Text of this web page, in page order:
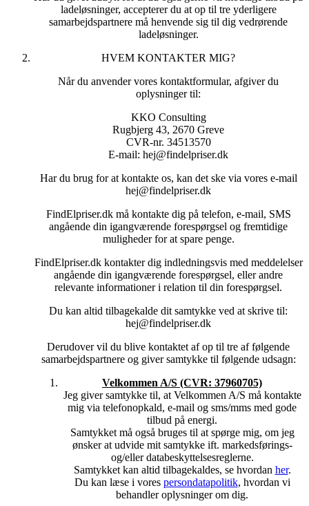
Herudover anvender vi ikke dine oplysninger, medmindre vi
aftaler andet.
personoplysninger at kunne fremsende relevante informationer
samarbejdspartnere dermed kan tilbyde dig et så konkret tilbud
som muligt på din forespørgsel omkring levering af energi og
Hvis du også har afgivet personoplysninger til andre formål,
oplyser vi dig særskilt om vores behandling til sådanne formål.
§ 10, stk. 1.
Grundlaget for vores behandling af dine personoplysninger er
(interesseafvejningsreglen). Vores legitime interesse i at
behandle dine oplysninger er, at vi kan følge op på din
anmodning om at blive kontaktet og efterfølgende kontakte
Vi har også en legitim interesse i at videregive dine
personoplysninger til vores samarbejdspartnere efter dit ønske
4. DELING AF DINE PERSONOPLYSNINGER MED
Vi videregiver dine personoplysninger til de udvalgte
samarbejdspartnere i forbindelse med din forespørgsel på
energi og opladning. Du vil højest blive kontakte af tre af
vores samarbejdspartnere.
Samarbejdsparterne kan også dele informationer med
FindElpriser.dk om status på evt. aktiviteter og kundeforhold.
Vi overlader desuden dine personoplysninger til
databehandlere når dette er en forudsætning for at opfylde
formålet.
Vores databehandlere behandler alene dine personoplysninger
til vores formål og på vores instruks. Vi forsøger at begrænse
videregivelsen af data i personhenførbar form og dermed
ladeløsninger, accepterer du at op til tre yderligere
samarbejdspartnere må henvende sig til dig vedrørende
ladeløsninger.
HVEM KONTAKTER MIG?
Når du anvender vores kontaktformular, afgiver du
oplysninger til:
KKO Consulting
Rugbjerg 43, 2670 Greve
CVR-nr. 34513570
E-mail: hej@findelpriser.dk
Har du brug for at kontakte os, kan det ske via vores e-mail
hej@findelpriser.dk
FindElpriser.dk må kontakte dig på telefon, e-mail, SMS
angående din igangværende forespørgsel og fremtidige
muligheder for at spare penge.
FindElpriser.dk kontakter dig indledningsvis med meddelelser
angående din igangværende forespørgsel, eller andre
relevante informationer i relation til din forespørgsel.
Du kan altid tilbagekalde dit samtykke ved at skrive til:
hej@findelpriser.dk
Derudover vil du blive kontaktet af op til tre af følgende
samarbejdspartnere og giver samtykke til følgende udsagn:
Velkommen A/S (CVR: 37960705)
Jeg giver samtykke til, at Velkommen A/S må kontakte
mig via telefonopkald, e-mail og sms/mms med gode
tilbud på energi.
Samtykket må også bruges til at spørge mig, om jeg
ønsker at udvide mit samtykke ift. markedsførings-
og/eller databeskyttelsesreglerne.
Samtykket kan altid tilbagekaldes, se hvordan her.
Du kan læse i vores persondatapolitik, hvordan vi
behandler oplysninger om dig.